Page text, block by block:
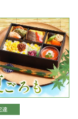
達